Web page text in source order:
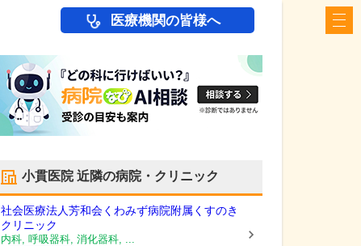
医療機関の皆様へ
小貫医院近隣の病院・クリニック
社会医療法人芳和会 くわみず病院附属くすのき
クリニック
内科, 呼吸器科, 消化器科, ...